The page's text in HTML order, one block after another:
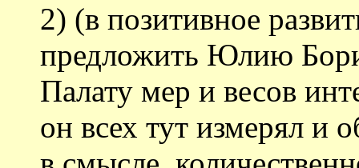
2) (в позитивное
предложить Юлию
Палату мер и весов
он всех тут измерял и